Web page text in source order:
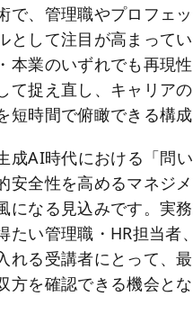
で、管理職やプロフェ
として注目が高まって
本業のいずれでも再現
て捉え直し、キャリア
短時間で俯瞰できる構成
成AI時代における「問い
安全性を高めるマネジ
になる見込みです。実
たい管理職・HR担当者
れる受講者にとって、
方を確認できる機会とな